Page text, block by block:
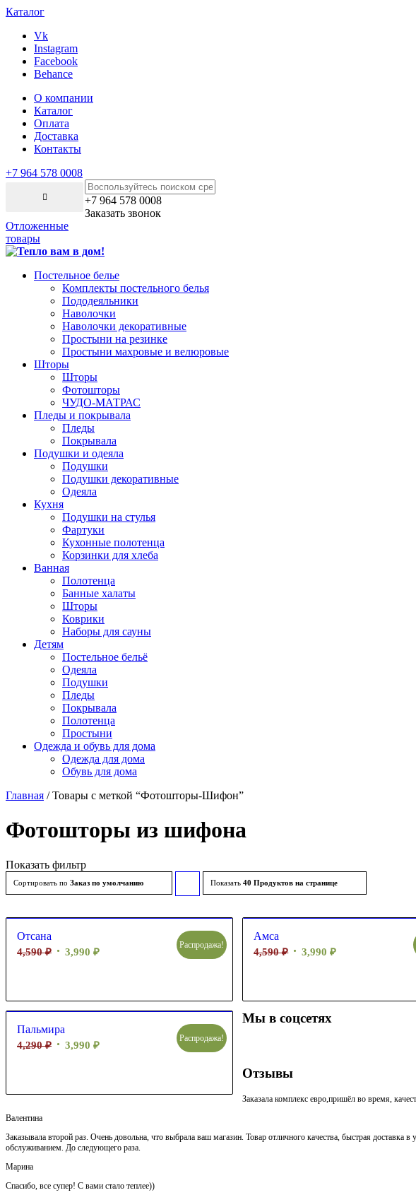
Каталог
Vk
Instagram
Facebook
Behance
О компании
Каталог
Оплата
Доставка
Контакты
+7 964 578 0008
+7 964 578 0008
Заказать звонок
Отложенные
товары
Постельное белье
Комплекты постельного белья
Пододеяльники
Наволочки
Наволочки декоративные
Простыни на резинке
Простыни махровые и велюровые
Шторы
Шторы
Фотошторы
ЧУДО-МАТРАС
Пледы и покрывала
Пледы
Покрывала
Подушки и одеяла
Подушки
Подушки декоративные
Одеяла
Кухня
Подушки на стулья
Фартуки
Кухонные полотенца
Корзинки для хлеба
Ванная
Полотенца
Банные халаты
Шторы
Коврики
Наборы для сауны
Детям
Постельное бельё
Одеяла
Подушки
Пледы
Покрывала
Полотенца
Простыни
Одежда и обувь для дома
Одежда для дома
Обувь для дома
Главная / Товары с меткой “Фотошторы-Шифон”
Фотошторы из шифона
Показать фильтр
Сортировать по Заказ по умолчанию Сортировать
возрастанию
Показать 40 Продуктов на странице
Отсана
4,590₽ 3,990 ₽
Распродажа!
Амса
4,590₽ 3,990₽
Пальмира
4,290₽ 3,990 ₽
Распродажа!
Мы в соцсетях
Отзывы
Заказала комплекс евро,пришёл во время,
Валентина
Заказывала второй раз. Очень довольна, что выбрала ваш магазин. Товар отличного качества, быстрая
обслуживанием. До следующего раза.
Марина
Спасибо, все супер! С вами стало теплее))